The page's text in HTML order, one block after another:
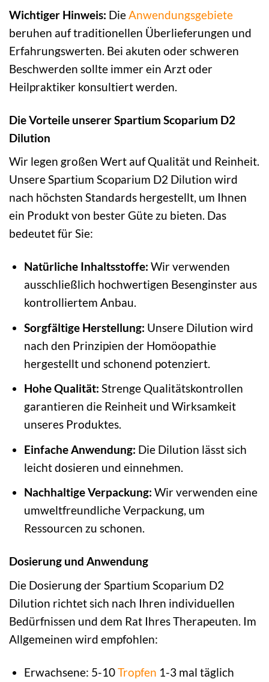
Wichtiger Hinweis: Die Anwendungsgebiete
beruhen auf traditionellen Überlieferungen und
Erfahrungswerten. Bei akuten oder schweren
Beschwerden sollte immer ein Arzt oder
Heilpraktiker konsultiert werden.
Die Vorteile unserer Spartium Scoparium D2
Dilution
Wir legen großen Wert auf Qualität und Reinheit.
Unsere Spartium Scoparium D2 Dilution wird
nach höchsten Standards hergestellt, um Ihnen
ein Produkt von bester Güte zu bieten. Das
bedeutet für Sie:
Natürliche Inhaltsstoffe: Wir verwenden
ausschließlich hochwertigen Besenginster aus
kontrolliertem Anbau.
Sorgfältige Herstellung: Unsere Dilution wird
nach den Prinzipien der Homöopathie
hergestellt und schonend potenziert.
Hohe Qualität: Strenge Qualitätskontrollen
garantieren die Reinheit und Wirksamkeit
unseres Produktes.
Einfache Anwendung: Die Dilution lässt sich
leicht dosieren und einnehmen.
Nachhaltige Verpackung: Wir verwenden eine
umweltfreundliche Verpackung, um
Ressourcen zu schonen.
Dosierung und Anwendung
Die Dosierung der Spartium Scoparium D2
Dilution richtet sich nach Ihren individuellen
Bedürfnissen und dem Rat Ihres Therapeuten. Im
Allgemeinen wird empfohlen:
Erwachsene: 5-10Tropfen 1-3 mal täglich